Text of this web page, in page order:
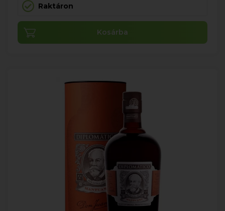
Raktáron
Kosárba